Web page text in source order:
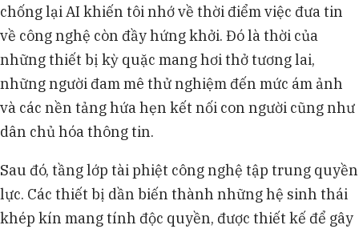
chống lại AI khiến tôi nhớ về thời điểm việc đưa tin
về công nghệ còn đầy hứng khởi. Đó là thời của
những thiết bị kỳ quặc mang hơi thở tương lai,
những người đam mê thử nghiệm đến mức ám ảnh
và các nền tảng hứa hẹn kết nối con người cũng như
dân chủ hóa thông tin.
Sau đó, tầng lớp tài phiệt công nghệ tập trung quyền
lực. Các thiết bị dần biến thành những hệ sinh thái
khép kín mang tính độc quyền, được thiết kế để gây